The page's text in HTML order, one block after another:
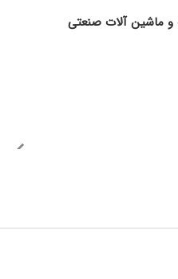
و ماشین آلات صنعتی